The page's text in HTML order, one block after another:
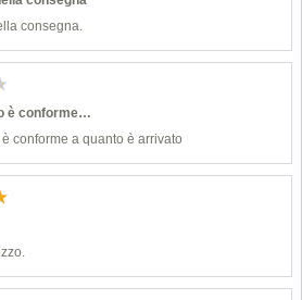
consegna.
è conforme…
conforme a quanto è arrivato